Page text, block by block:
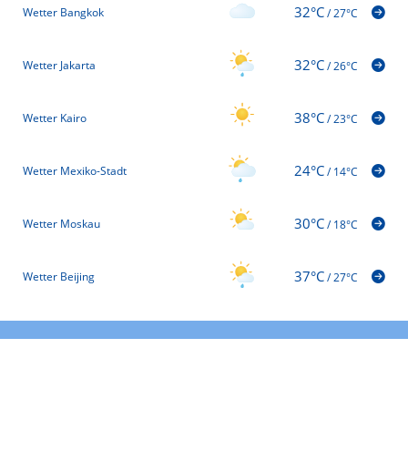
Wetter Bangkok 32°C/27°C
Wetter Jakarta 32°C/26°C
Wetter Kairo 38°C/23°C
Wetter Mexiko-Stadt 24°C/14°C
Wetter Moskau 30°C/18°C
Wetter Beijing 37°C/27°C